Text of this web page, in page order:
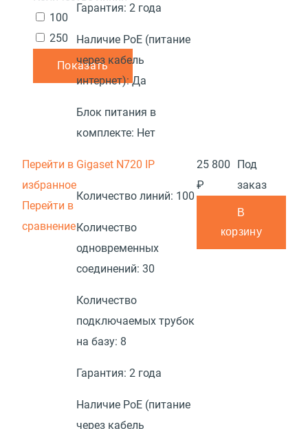
100
250
Показать
Гарантия: 2 года
Наличие PoE (питание
через кабель
интернет):Да
Блок питания в
комплекте: Нет
Перейти в
избранное
Перейти в
сравнение
Gigaset N720 IP
Количество линий: 100
Количество
одновременных
соединений: 30
Количество
подключаемых трубок
на базу: 8
Гарантия: 2 года
Наличие PoE (питание
через кабель
25 800
₽
Под
заказ
В
корзину